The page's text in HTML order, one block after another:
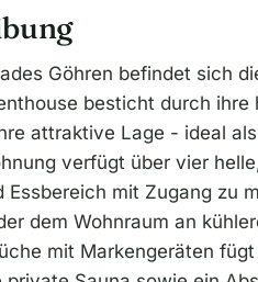
Göhren befindet sich
besticht durch
attraktive Lage - ideal
verfügt über vier
Essbereich mit Zugang zu
dem Wohnraum an
mit Markengeräten